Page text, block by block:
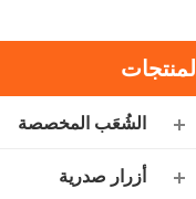
المنتجات
الشُعَب المخصصة
أزرار صدرية